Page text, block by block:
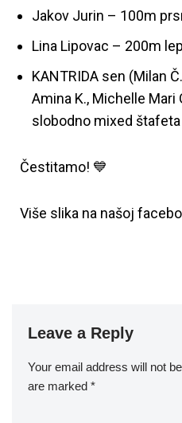
Jakov Jurin – 100m
Lina Lipovac – 200m
KANTRIDA sen (Milan
Amina K., Michelle Mari
slobodno mixed
Čestitamo! 💙
Više slika na našoj
Leave a Reply
Your email address will not
are marked *